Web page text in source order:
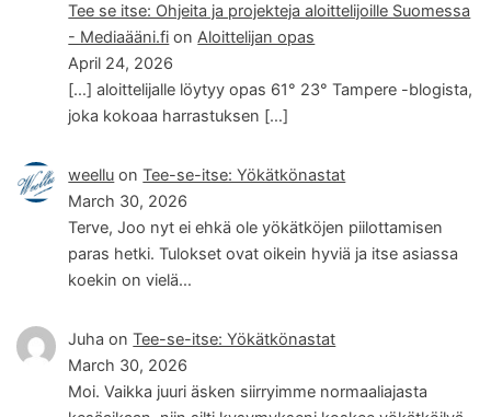
Tee se itse: Ohjeita ja projekteja aloittelijoille Suomessa
- Mediaääni.fi onAloittelijan opas
April 24, 2026
[…] aloittelijalle löytyy opas 61° 23° Tampere -blogista,
joka kokoaa harrastuksen […]
weellu onTee-se-itse: Yökätkönastat
March 30, 2026
Terve, Joo nyt ei ehkä ole yökätköjen piilottamisen
paras hetki. Tulokset ovat oikein hyviä ja itse asiassa
koekin on vielä…
Juha onTee-se-itse: Yökätkönastat
March 30, 2026
Moi. Vaikka juuri äsken siirryimme normaaliajasta